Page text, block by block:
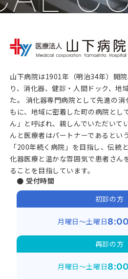
山下病院は1901年（明治34年）開
り、消化器、健診・人間ドック、地
た。 消化器専門病院として先進の
もに、地域に密着した町の病院とし
ん」と呼ばれ、親しんでいただいて
んと医療者はパートナーであるとい
「200年続く病院」を目指し、伝統
化器医療と温かな雰囲気で患者さん
ることを目指しています。
● 受付時間
初診の方
月曜日～土曜日
再診の方
月曜日～土曜日